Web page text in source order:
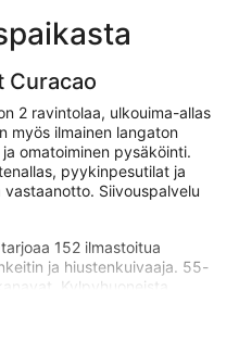
Curacao
2 ravintolaa, ulkouima-allas
myös ilmainen langaton
omatoiminen pysäköinti.
pyykinpesutilat ja
Siivouspalvelu
152 ilmastoitua
ja hiustenkuivaaja. 55-
Kylpyhuoneista
(nopeus: 25+ Mbit/s).